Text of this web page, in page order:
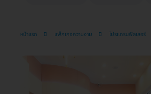
หน้าแรก แพ็กเกจความงาม โปรแกรมฟิลเลอร์